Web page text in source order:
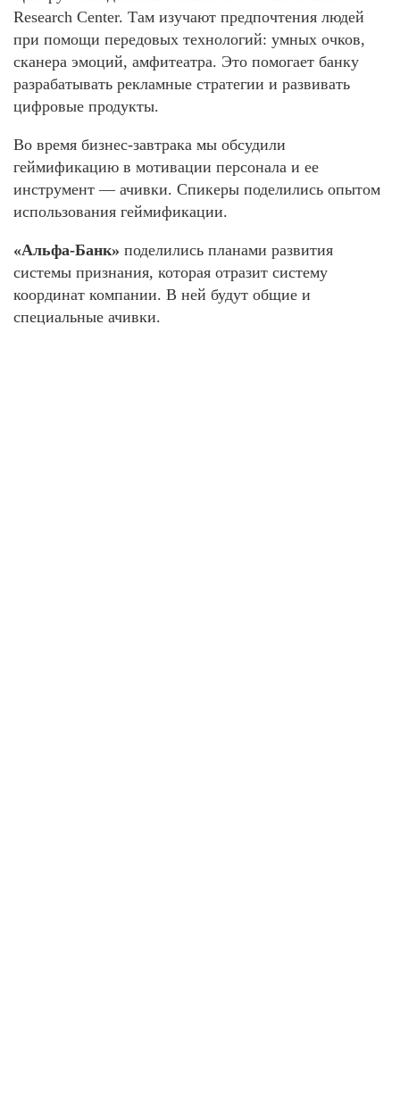
Research Center. Там изучают предпочтения людей
при помощи передовых технологий: умных очков,
сканера эмоций, амфитеатра. Это помогает банку
разрабатывать рекламные стратегии и развивать
цифровые продукты.
Во время бизнес-завтрака мы обсудили
геймификацию в мотивации персонала и ее
инструмент — ачивки. Спикеры поделились опытом
использования геймификации.
«Альфа-Банк» поделились планами развития
системы признания, которая отразит систему
координат компании. В ней будут общие и
специальные ачивки.